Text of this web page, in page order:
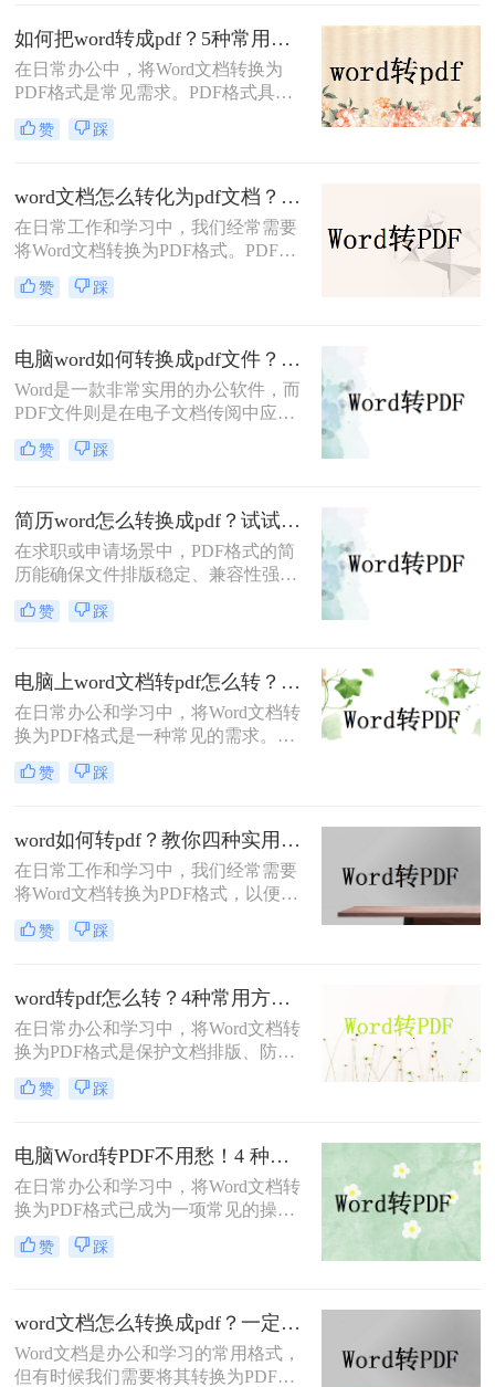
如何把word转成pdf？5种常用的转换方法详解！
在日常办公中，将Word文档转换为
PDF格式是常见需求。PDF格式具有
跨平台兼容性强、格式固定、不易被
篡改等优势，尤其适合用于正式文件
呢？本文将介绍5种常用的转换方
法，涵盖从免费工具到专业软件的多
种选择。
赞 踩
word文档怎么转化为pdf文档？3 种实用转换方法，完美保留原文档格式！
在日常工作和学习中，我们经常需要
将Word文档转换为PDF格式。PDF文
件不仅格式稳定、兼容性强，还能保
持文档的原始布局和格式，使得文档
文档怎么转化为pdf文档，并给出多种
方法及其步骤。
赞 踩
电脑word如何转换成pdf文件？教你4个方法轻松完成转换任务！
Word是一款非常实用的办公软件，而
PDF文件则是在电子文档传阅中应用
广泛的格式，因此很多人常常需要将
Word文件转换成PDF文件。那么电脑
法，帮助你快速将电脑上的Word文件
转换成PDF格式。
赞 踩
简历word怎么转换成pdf？试试这5种常用转换方法！
在求职或申请场景中，PDF格式的简
历能确保文件排版稳定、兼容性强，
避免因不同设备或软件打开导致格式
错乱。那么简历word怎么转换成pdf
高效完成转换并提升简历的专业性。
赞 踩
电脑上word文档转pdf怎么转？教你二种实用转换方法！
在日常办公和学习中，将Word文档转
换为PDF格式是一种常见的需求。
PDF格式具有跨平台、不易被篡改和
保持原样展示等优点，因此广泛应用
上word文档转pdf怎么转呢？本文将介
绍两种将Word文档转换为PDF的方
法。
赞 踩
word如何转pdf？教你四种实用的转PDF方法！
在日常工作和学习中，我们经常需要
将Word文档转换为PDF格式，以便更
好地保存、分享和打印文件。PDF格
式具有跨平台兼容性好、不易被篡改
Word如何转PDF呢？本文将介绍四种
实用的Word转PDF的方法，帮助读者
轻松实现文档格式的转换。
赞 踩
word转pdf怎么转？4种常用方法详解！
在日常办公和学习中，将Word文档转
换为PDF格式是保护文档排版、防止
篡改的重要需求。那么word转pdf怎么
转呢？本文将介绍几种常用方法，帮
赞 踩
电脑Word转PDF不用愁！4 种转换方法还能压缩文件体积！
在日常办公和学习中，将Word文档转
换为PDF格式已成为一项常见的操
作。PDF格式以其高度的兼容性、稳
定性和安全性，在文档分享、分发和
Word转换为PDF的方法。
赞 踩
word文档怎么转换成pdf？一定要试试这四种方法！
Word文档是办公和学习的常用格式，
但有时候我们需要将其转换为PDF格